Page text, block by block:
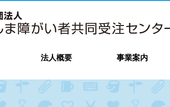
法人概要 事業案内